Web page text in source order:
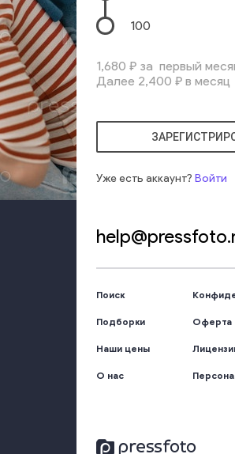
100
1,680 ₽ за первый
Далее 2,400 ₽ в месяц
Уже есть аккаунт? Войти
Поиск
Подборки
Наши цены
О нас
Оферта